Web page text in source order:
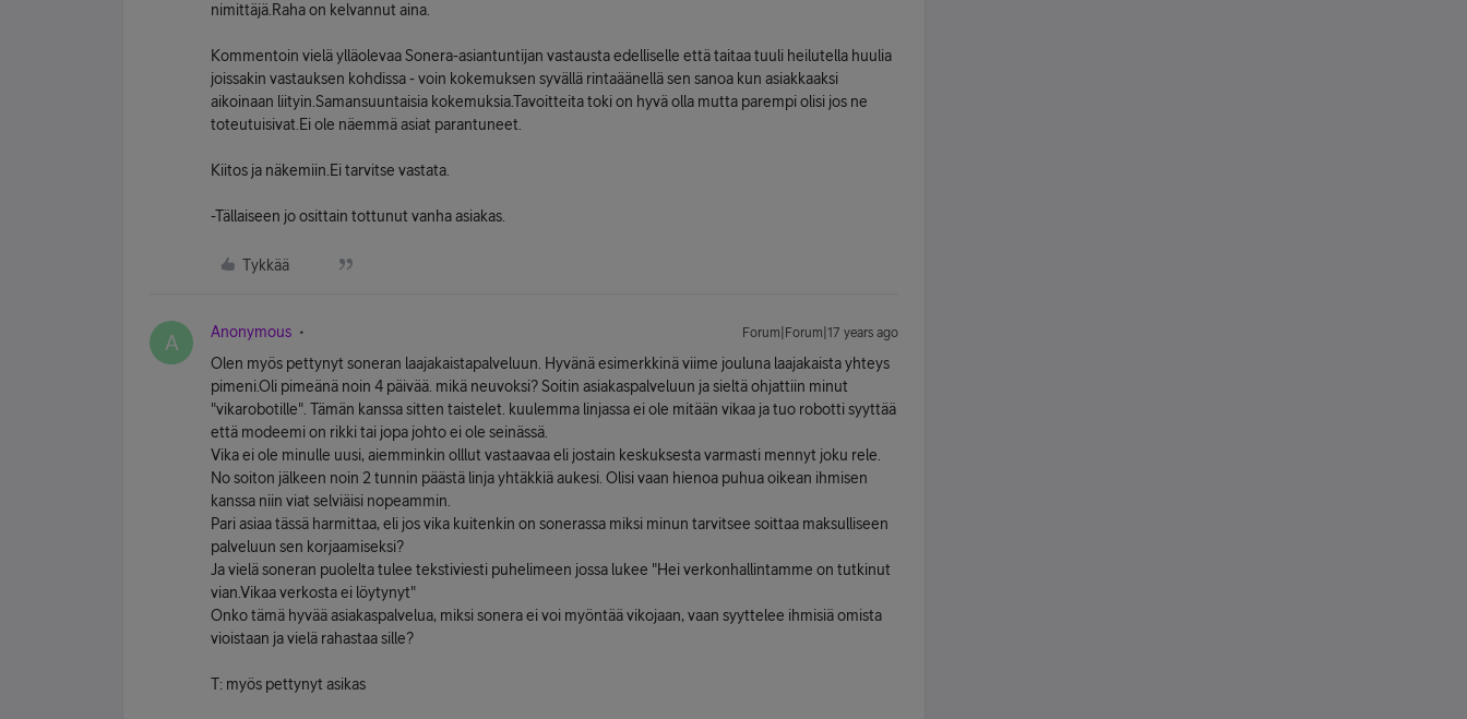
nimittäjä.Raha on kelvannut aina.
Kommentoin vielä ylläolevaa Sonera-asiantuntijan vastausta edelliselle että taitaa tuuli heilutella huulia
joissakin vastauksen kohdissa - voin kokemuksen syvällä rintaäänellä sen sanoa kun asiakkaaksi
aikoinaan liityin.Samansuuntaisia kokemuksia.Tavoitteita toki on hyvä olla mutta parempi olisi jos ne
toteutuisivat.Ei ole näemmä asiat parantuneet.
Kiitos ja näkemiin.Ei tarvitse vastata.
-Tällaiseen jo osittain tottunut vanha asiakas.
Tykkää
A Anonymous Forum|Forum|17 years ago
Olen myös pettynyt soneran laajakaistapalveluun. Hyvänä esimerkkinä viime jouluna laajakaista yhteys
pimeni.Oli pimeänä noin 4 päivää. mikä neuvoksi? Soitin asiakaspalveluun ja sieltä ohjattiin minut
"vikarobotille". Tämän kanssa sitten taistelet. kuulemma linjassa ei ole mitään vikaa ja tuo robotti syyttää
että modeemi on rikki tai jopa johto ei ole seinässä.
Vika ei ole minulle uusi, aiemminkin olllut vastaavaa eli jostain keskuksesta varmasti mennyt joku rele.
No soiton jälkeen noin 2 tunnin päästä linja yhtäkkiä aukesi. Olisi vaan hienoa puhua oikean ihmisen
kanssa niin viat selviäisi nopeammin.
Pari asiaa tässä harmittaa, eli jos vika kuitenkin on sonerassa miksi minun tarvitsee soittaa maksulliseen
palveluun sen korjaamiseksi?
Ja vielä soneran puolelta tulee tekstiviesti puhelimeen jossa lukee "Hei verkonhallintamme on tutkinut
vian.Vikaa verkosta ei löytynyt"
Onko tämä hyvää asiakaspalvelua, miksi sonera ei voi myöntää vikojaan, vaan syyttelee ihmisiä omista
vioistaan ja vielä rahastaa sille?
T: myös pettynyt asikas